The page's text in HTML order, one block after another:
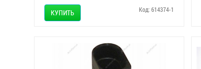
КУПИТЬ Код: 614374-1